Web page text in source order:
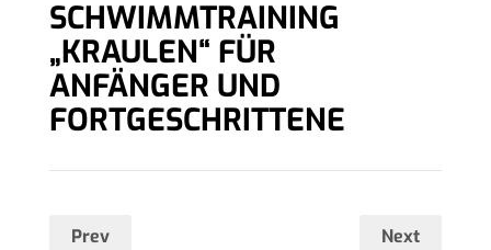
SCHWIMMTRAINING
„KRAULEN“ FÜR
ANFÄNGER UND
FORTGESCHRITTENE
Prev Next